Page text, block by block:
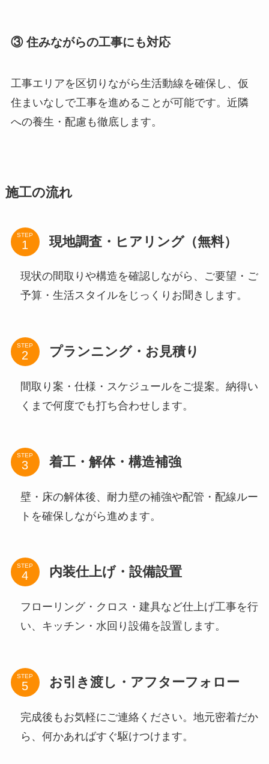
③ 住みながらの工事にも対応
工事エリアを区切りながら生活動線を確保し、仮
住まいなしで工事を進めることが可能です。近隣
への養生・配慮も徹底します。
施工の流れ
STEP 現地調査・ヒアリング（無料）
現状の間取りや構造を確認しながら、ご要望・ご
予算・生活スタイルをじっくりお聞きします。
STEP プランニング・お見積り
間取り案・仕様・スケジュールをご提案。納得い
くまで何度でも打ち合わせします。
STEP 着工・解体・構造補強
壁・床の解体後、耐力壁の補強や配管・配線ルー
トを確保しながら進めます。
STEP 内装仕上げ・設備設置
フローリング・クロス・建具など仕上げ工事を行
い、キッチン・水回り設備を設置します。
STEP お引き渡し・アフターフォロー
完成後もお気軽にご連絡ください。地元密着だか
ら、何かあればすぐ駆けつけます。